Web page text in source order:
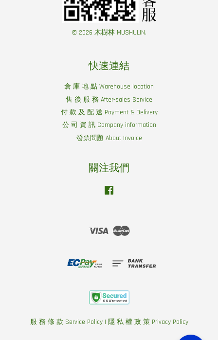
© 2026 木樹林 MUSHULIN.
快速連結
倉 庫 地 點 Warehouse location
售 後 服 務 After-sales Service
付 款 及 配 送 Payment & Delivery
公 司 資 訊 Company information
發票問題 About Invoice
關注我們
Visa Master
服 務 條 款 Service Policy| 隱 私 權 政 策 Privacy Policy